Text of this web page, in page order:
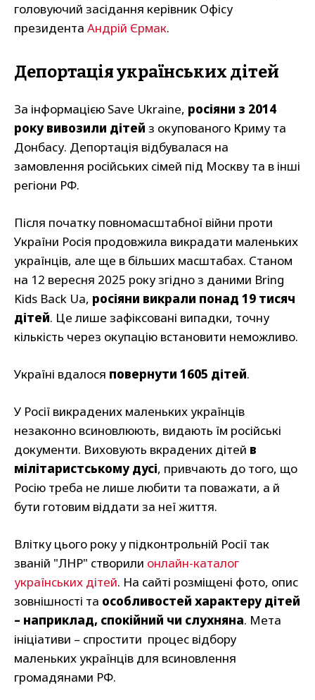
головуючий засідання керівник Офісу
президента Андрій Єрмак.
Депортація українських дітей
За інформацією Save Ukraine, росіяни з 2014
року вивозили дітей з окупованого Криму та
Донбасу. Депортація відбувалася на
замовлення російських сімей під Москву та в інші
регіони РФ.
Після початку повномасштабної війни проти
України Росія продовжила викрадати маленьких
українців, але ще в більших масштабах. Станом
на 12 вересня 2025 року згідно з даними Bring
Kids Back Ua, росіяни викрали понад 19 тисяч
дітей. Це лише зафіксовані випадки, точну
кількість через окупацію встановити неможливо.
Україні вдалося повернути 1605 дітей.
У Росії викрадених маленьких українців
незаконно всиновлюють, видають їм російські
документи. Виховують вкрадених дітей в
мілітаристському дусі, привчають до того, що
Росію треба не лише любити та поважати, а й
бути готовим віддати за неї життя.
Влітку цього року у підконтрольній Росії так
званій "ЛНР" створили онлайн-каталог
українських дітей. На сайті розміщені фото, опис
зовнішності та особливостей характеру дітей
– наприклад, спокійний чи слухняна. Мета
ініціативи – спростити процес відбору
маленьких українців для всиновлення
громадянами РФ.